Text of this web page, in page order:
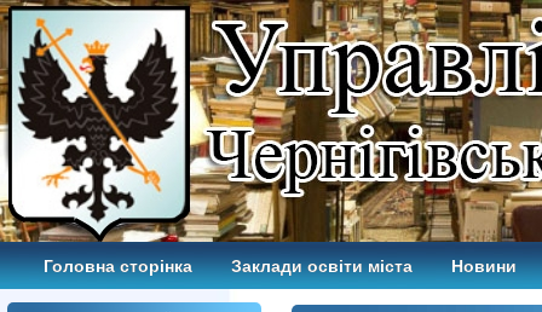
Головна сторінка Заклади освіти міста Новини